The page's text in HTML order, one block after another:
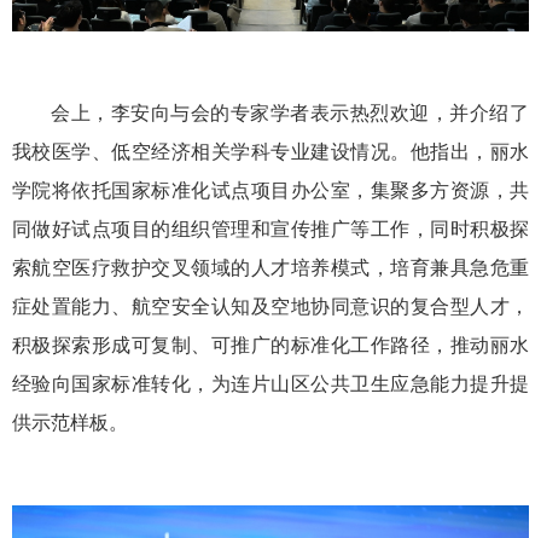
会上，李安向与会的专家学者表示热烈欢迎，并介绍了
我校医学、低空经济相关学科专业建设情况。他指出，丽水
学院将依托国家标准化试点项目办公室，集聚多方资源，共
同做好试点项目的组织管理和宣传推广等工作，同时积极探
索航空医疗救护交叉领域的人才培养模式，培育兼具急危重
症处置能力、航空安全认知及空地协同意识的复合型人才，
积极探索形成可复制、可推广的标准化工作路径，推动丽水
经验向国家标准转化，为连片山区公共卫生应急能力提升提
供示范样板。